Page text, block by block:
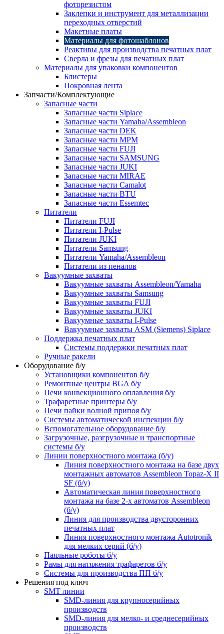
фоторезистом
Заклепки и инструмент для металлизации
переходных отверстий
Макетные платы
Материалы для фотошаблонов
Реактивы для производства печатных плат
Сверла и фрезы для печатных плат
Материалы для упаковки компонентов
Блистеры
Покровная лента
Запчасти/Комплектующие
Запасные части
Запасные части Siplace
Запасные части Yamaha/Assembleon
Запасные части DEK
Запасные части MPM
Запасные части FUJI
Запасные части SAMSUNG
Запасные части JUKI
Запасные части MIRAE
Запасные части Camalot
Запасные части BTU
Запасные части Essemtec
Питатели
Питатели FUJI
Питатели I-Pulse
Питатели JUKI
Питатели Samsung
Питатели Yamaha/Assembleon
Питатели из пеналов
Вакуумные захваты
Вакуумные захваты Assembleon/Yamaha
Вакуумные захваты Samsung
Вакуумные захваты FUJI
Вакуумные захваты JUKI
Вакуумные захваты I-Pulse
Вакуумные захваты ASM (Siemens) Siplace
Поддержка печатных плат
Системы поддержки печатных плат
Ручные ракели
Оборудование б/у
Установщики компонентов б/у
Ремонтные центры BGA б/у
Печи конвекционного оплавления б/у
Трафаретные принтеры б/у
Печи пайки волной припоя б/у
Системы автоматической инспекции б/у
Вспомогательное оборудование б/у
Загрузочные, разгрузочные и транспортные
системы б/у
Линии поверхностного монтажа (б/у)
Линия поверхностного монтажа на базе двух
монтажных автоматов Assembleon Topaz-X II
SF (б/у)
Автоматическая линия поверхностного
монтажа на базе 2-х автоматов Assembleon
(б/у)
Линия для производства двусторонних
печатных плат
Линия поверхностного монтажа Autotronik
для мелких серий (б/у)
Паяльные роботы б/у
Рамы для натяжения трафаретов б/у
Системы для производства ПП б/у
Решения под ключ
SMT линии
SMD-линия для крупносерийных
производств
SMD-линия для мелко- и среднесерийных
производств